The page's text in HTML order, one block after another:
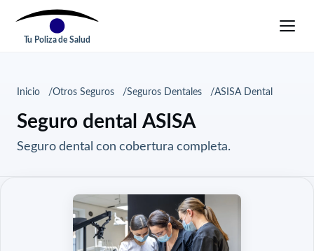
Tu Poliza de Salud
Inicio Otros Seguros Seguros Dentales ASISA Dental
Seguro dental ASISA
Seguro dental con cobertura completa.